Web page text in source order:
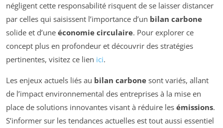
négligent cette responsabilité risquent de se laisser distancer
par celles qui saisissent l’importance d’un bilan carbone
solide et d’une économie circulaire. Pour explorer ce
concept plus en profondeur et découvrir des stratégies
pertinentes, visitez ce lien ici.
Les enjeux actuels liés au bilan carbone sont variés, allant
de l’impact environnemental des entreprises à la mise en
place de solutions innovantes visant à réduire les émissions.
S’informer sur les tendances actuelles est tout aussi essentiel